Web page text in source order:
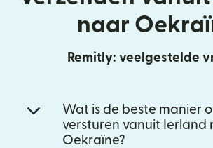
naar
Remitly: veelgestelde
Wat is de beste manier
versturen vanuit Ierland
Oekraïne?